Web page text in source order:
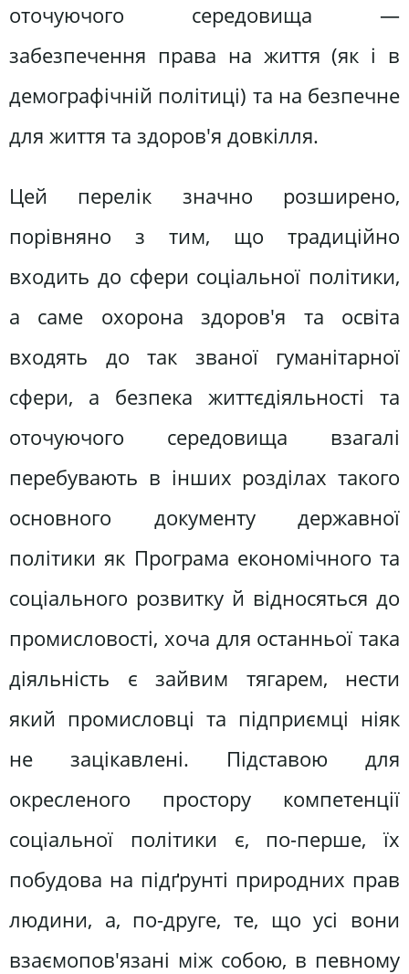
оточуючого середовища —
забезпечення права на життя (як і в
демографічній політиці) та на безпечне
для життя та здоров'я довкілля.
Цей перелік значно розширено,
порівняно з тим, що традиційно
входить до сфери соціальної політики,
а саме охорона здоров'я та освіта
входять до так званої гуманітарної
сфери, а безпека життєдіяльності та
оточуючого середовища взагалі
перебувають в інших розділах такого
основного документу державної
політики як Програма економічного та
соціального розвитку й відносяться до
промисловості, хоча для останньої така
діяльність є зайвим тягарем, нести
який промисловці та підприємці ніяк
не зацікавлені. Підставою для
окресленого простору компетенції
соціальної політики є, по-перше, їх
побудова на підґрунті природних прав
людини, а, по-друге, те, що усі вони
взаємопов'язані між собою, в певному